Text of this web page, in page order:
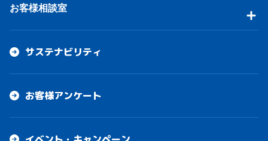
お客様相談室
サステナビリティ
お客様アンケート